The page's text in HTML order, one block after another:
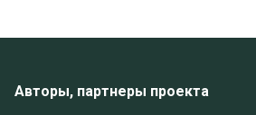
Авторы, партнеры проекта